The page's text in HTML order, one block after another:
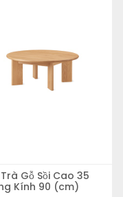
Gỗ Sồi Cao 35
Kính 90 (cm)